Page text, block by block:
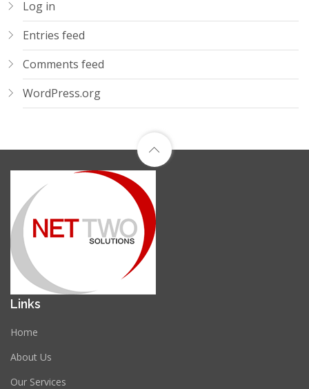
Log in
Entries feed
Comments feed
WordPress.org
Links
Home
About Us
Our Services